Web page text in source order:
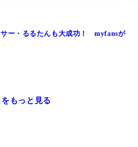
サー・るるたんも大成功！ myfansが
もっと見る